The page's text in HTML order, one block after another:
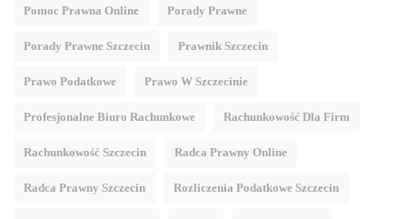
Pomoc Prawna Online Porady Prawne
Porady Prawne Szczecin Prawnik Szczecin
Prawo Podatkowe Prawo W Szczecinie
Profesjonalne Biuro Rachunkowe Rachunkowość Dla Firm
Rachunkowość Szczecin Radca Prawny Online
Radca Prawny Szczecin Rozliczenia Podatkowe Szczecin